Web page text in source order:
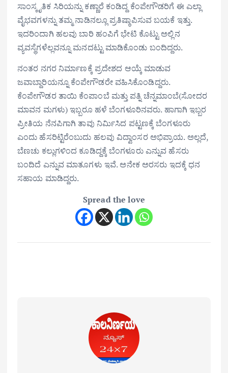
ಸಾಂಸ್ಕೃತಿಕ ಸಿರಿಯನ್ನು ಕಣ್ಣಾರೆ ಕಂಡಿದ್ದ ಕೆಂಪೇಗೌಡರಿಗೆ ಈ ಎಲ್ಲಾ
ವೈಭವಗಳನ್ನು ತಮ್ಮ ನಾಡಿನಲ್ಲೂ ಪ್ರತಿಷ್ಠಾಪಿಸುವ ಬಯಕೆ ಇತ್ತು.
ಇದರಿಂದಾಗಿ ಹಲವು ಬಾರಿ ಹಂಪಿಗೆ ಭೇಟಿ ಕೊಟ್ಟು ಅಲ್ಲಿನ
ವ್ಯವಸ್ಥೆಗಳೆಲ್ಲವನ್ನೂ ಮನದಟ್ಟು ಮಾಡಿಕೊಂಡು ಬಂದಿದ್ದರು.
ನಂತರ ನಗರ ನಿರ್ಮಾಣಕ್ಕೆ ಪ್ರದೇಶದ ಆಯ್ಕೆ ಮಾಡುವ
ಜವಾಬ್ದಾರಿಯನ್ನೂ ಕೆಂಪೇಗೌಡರೇ ವಹಿಸಿಕೊಂಡಿದ್ದರು.
ಕೆಂಪೇಗೌಡರ ತಾಯಿ ಕೆಂಪಾಂಬೆ ಮತ್ತು ಪತ್ನಿ ಚೆನ್ನಮಾಂಬೆ(ಸೋದರ
ಮಾವನ ಮಗಳು) ಇಬ್ಬರೂ ಹಳೆ ಬೆಂಗಳೂರಿನವರು. ಹಾಗಾಗಿ ಇಬ್ಬರ
ಪ್ರೀತಿಯ ನೆನಪಿಗಾಗಿ ತಾವು ನಿರ್ಮಿಸಿದ ಪಟ್ಟಣಕ್ಕೆ ಬೆಂಗಳೂರು
ಎಂದು ಹೆಸರಿಟ್ಟಿರೆಂಬುದು ಹಲವು ವಿದ್ವಾಂಸರ ಅಭಿಪ್ರಾಯ. ಅಲ್ಲದೆ,
ಬೆಣಚು ಕಲ್ಲುಗಳಿಂದ ಕೂಡಿದ್ದಕ್ಕೆ ಬೆಂಗಳೂರು ಎನ್ನುವ ಹೆಸರು
ಬಂದಿದೆ ಎನ್ನುವ ಮಾತೂಗಳು ಇವೆ. ಅನೇಕ ಅರಸರು ಇದಕ್ಕೆ ಧನ
ಸಹಾಯ ಮಾಡಿದ್ದರು.
Spread the love